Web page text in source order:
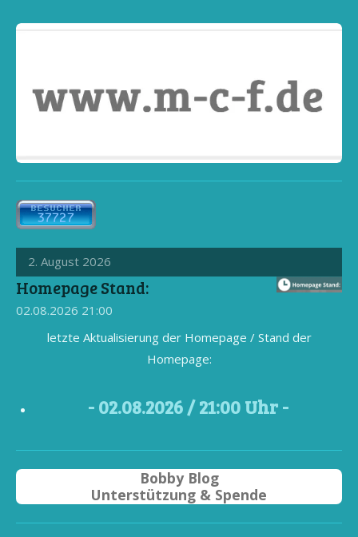
2. August 2026
Homepage Stand:
02.08.2026 21:00
letzte Aktualisierung der Homepage / Stand der
Homepage:
- 02.08.2026 / 21:00 Uhr -
Bobby Blog
Unterstützung & Spende